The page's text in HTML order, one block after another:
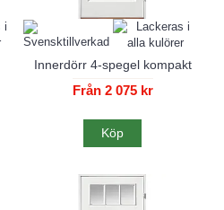
Innerdörr 4-spegel kompakt
Från 2 075 kr
Köp